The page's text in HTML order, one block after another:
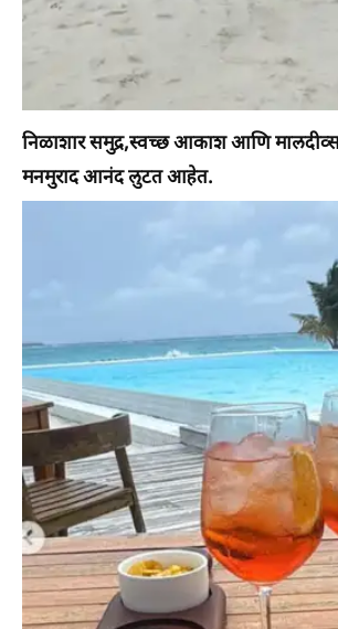
निळाशार समुद्र,स्वच्छ आकाश आणि
मनमुराद आनंद लुटत आहेत.